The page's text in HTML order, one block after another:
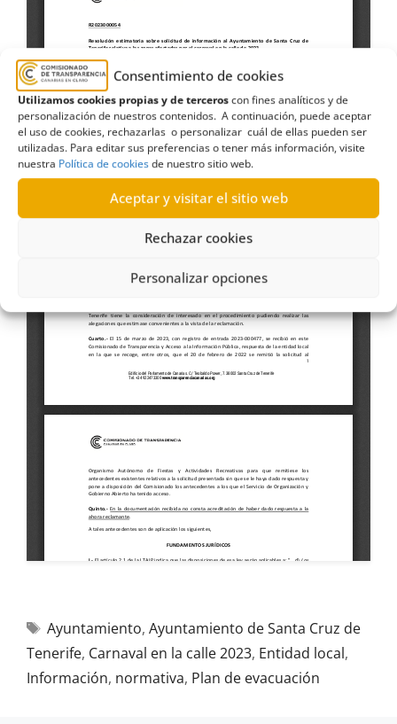
Consentimiento de cookies
Utilizamos cookies propias y de terceroscon fines analíticos y de
personalización de nuestros contenidos. A continuación, puede aceptar
el uso de cookies, rechazarlas o personalizar cuál de ellas pueden ser
utilizadas. Para editar sus preferencias o tener más información, visite
nuestra Política de cookiesde nuestro sitio web.
Aceptar y visitar el sitio web
Rechazar cookies
Personalizar opciones
Ayuntamiento, Ayuntamiento de Santa Cruz de
Tenerife, Carnaval en la calle 2023, Entidad local,
Información, normativa, Plan de evacuación